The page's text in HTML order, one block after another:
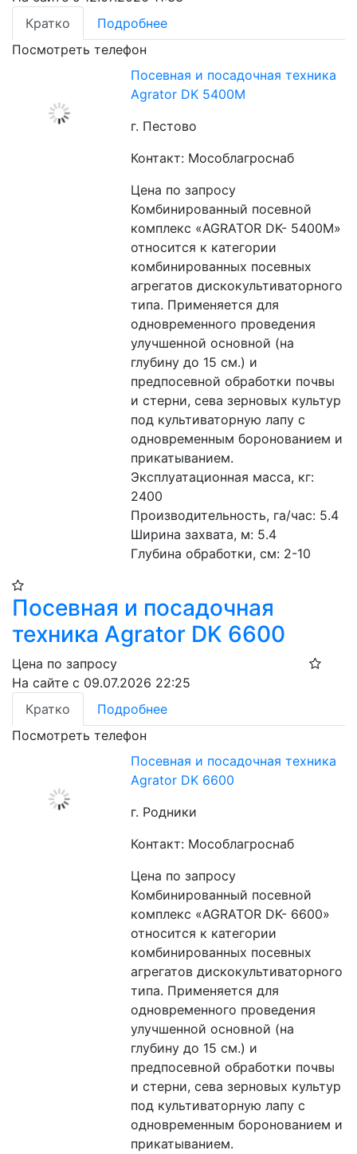
Кратко
Подробнее
Посмотреть телефон
Посевная и посадочная техника
Agrator DK 5400М
г. Пестово
Контакт: Мособлагроснаб
Цена по запросу
Комбинированный посевной
комплекс «AGRATOR DK- 5400М»
относится к категории
комбинированных посевных
агрегатов дискокультиваторного
типа. Применяется для
одновременного проведения
улучшенной основной (на
глубину до 15 см.) и
предпосевной обработки почвы
и стерни, сева зерновых культур
под культиваторную лапу с
одновременным боронованием и
прикатыванием.
Эксплуатационная масса, кг:
2400
Производительность, га/час: 5.4
Ширина захвата, м: 5.4
Глубина обработки, см: 2-10
Посевная и посадочная
техника Agrator DK 6600
Цена по запросу
На сайте с 09.07.2026 22:25
Кратко
Подробнее
Посмотреть телефон
Посевная и посадочная техника
Agrator DK 6600
г. Родники
Контакт: Мособлагроснаб
Цена по запросу
Комбинированный посевной
комплекс «AGRATOR DK- 6600»
относится к категории
комбинированных посевных
агрегатов дискокультиваторного
типа. Применяется для
одновременного проведения
улучшенной основной (на
глубину до 15 см.) и
предпосевной обработки почвы
и стерни, сева зерновых культур
под культиваторную лапу с
одновременным боронованием и
прикатыванием.